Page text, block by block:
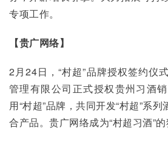
专项工作。
【贵广网络】
2月24日，“村超”品牌授权签约仪
管理有限公司正式授权贵州习酒
用“村超”品牌，共同开发“村超”系
合产品。贵广网络成为“村超习酒”的